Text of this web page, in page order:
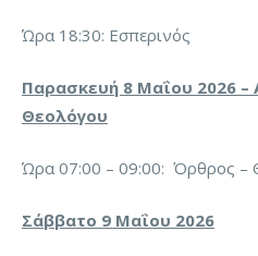
Ώρα 18:30: Εσπερινός
Παρασκευή 8 Μαΐου 2026 –
Θεολόγου
Ώρα 07:00 – 09:00: Όρθρος –
Σάββατο 9 Μαΐου 2026